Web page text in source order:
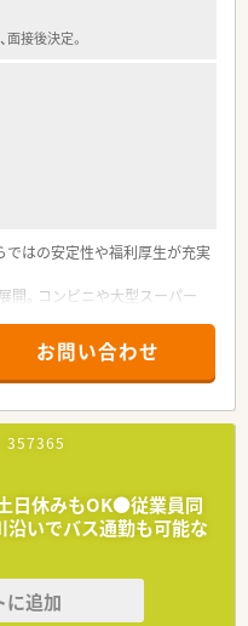
接後決定。
はの安定性や福利厚生が充実
。コンビニや大型スーパー
お問い合わせ
357365
土日休みもOK●従業員同
いでバス通勤も可能な
に追加